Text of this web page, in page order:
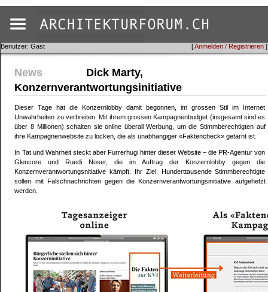
[Anmelden / Registrieren ]
Benutzer: Gast
News
Dick Marty,
Konzernverantwortungsinitiative
Dieser Tage hat die Konzernlobby damit begonnen, im grossen Stil im Internet
Unwahrheiten zu verbreiten. Mit ihrem grossen Kampagnenbudget (insgesamt sind es
über 8 Millionen) schalten sie online überall Werbung, um die Stimmberechtigten auf
ihre Kampagnenwebsite zu locken, die als unabhängiger «Faktencheck» getarnt ist.
In Tat und Wahrheit steckt aber Furrerhugi hinter dieser Website – die PR-Agentur von
Glencore und Ruedi Noser, die im Auftrag der Konzernlobby gegen die
Konzernverantwortungsnitiative kämpft. Ihr Ziel: Hunderttausende Stimmberechtigte
sollen mit Falschnachrichten gegen die Konzernverantwortungsinitiative aufgehetzt
werden.